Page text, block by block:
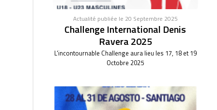
Actualité publiée le 20 Septembre 2025
Challenge International Denis
Ravera 2025
L'incontournable Challenge aura lieu les 17, 18 et 19
Octobre 2025